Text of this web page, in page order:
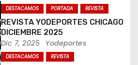
DESTACAMOS PORTADA REVISTA
REVISTA YODEPORTES CHICAGO
DICIEMBRE 2025
Dic 7, 2025 Yodeportes
DESTACAMOS REVISTA